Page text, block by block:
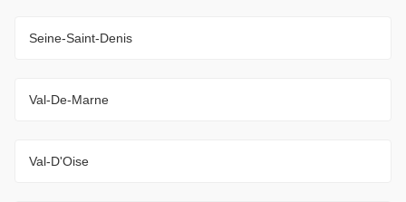
Seine-Saint-Denis
Val-De-Marne
Val-D'Oise